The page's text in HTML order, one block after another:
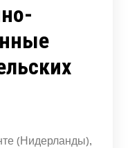
(Нидерланды),